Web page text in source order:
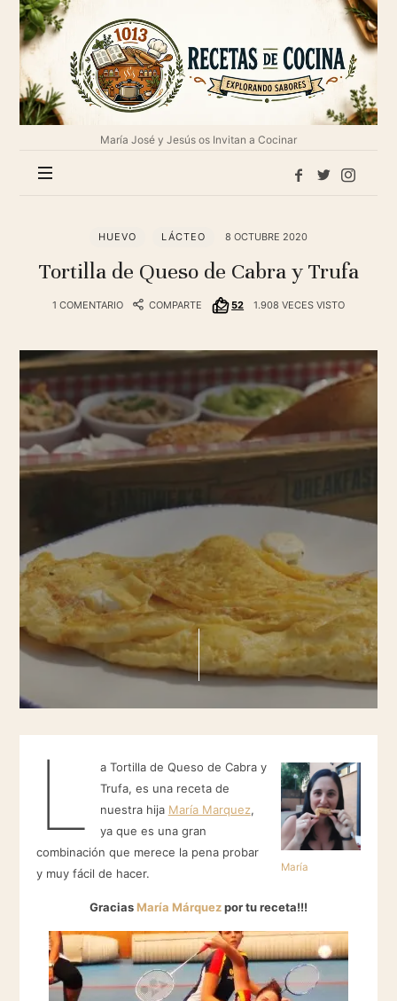
1013
Recetas
de
cocina
María José y Jesús os Invitan a Cocinar
HUEVO LÁCTEO 8 OCTUBRE 2020
Tortilla de Queso de Cabra y Trufa
1 COMENTARIO COMPARTE 52 1.908 VECES VISTO
María
L
a Tortilla de Queso de Cabra y
Trufa, es una receta de
nuestra hija María Marquez,
ya que es una gran
combinación que merece la pena probar
y muy fácil de hacer.
GraciasMaría Márquezpor tu receta!!!